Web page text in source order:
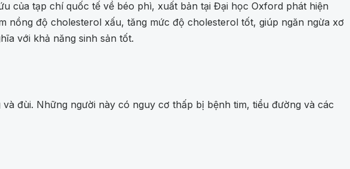
của tạp chí quốc tế về béo phì, xuất bản tại Đại học Oxford phát hiện
nồng độ cholesterol xấu, tăng mức độ cholesterol tốt, giúp ngăn ngừa xơ
với khả năng sinh sản tốt.
đùi. Những người này có nguy cơ thấp bị bệnh tim, tiểu đường và các